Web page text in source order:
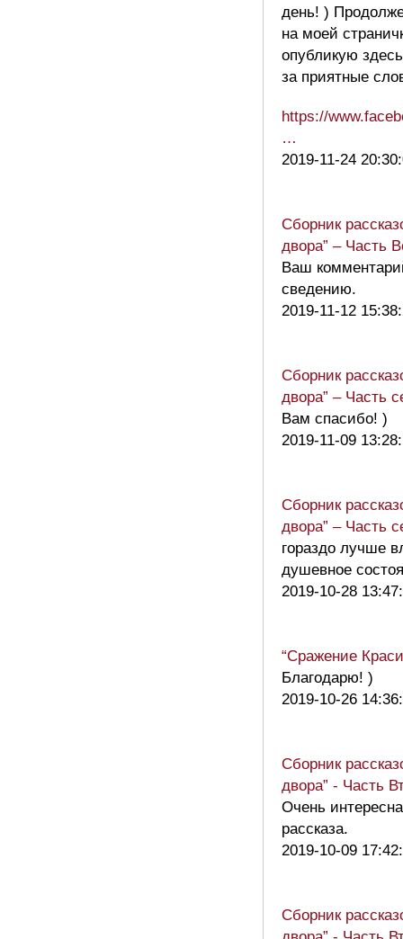
день! )
на моей
опубликую
за приятные
https://
…
2019-11-24
Сборник
двора” – Часть
Ваш
сведению.
2019-11-12
Сборник
двора” – Часть
Вам спасибо! )
2019-11-09
Сборник
двора” – Часть
гораздо лучше
душевное
2019-10-28
“Сражение
Благодарю! )
2019-10-26
Сборник
двора” - Часть
Очень
рассказа.
2019-10-09
Сборник